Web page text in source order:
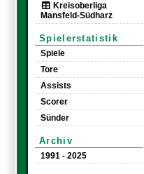
Kreisoberliga
Mansfeld-Südharz
Spielerstatistik
Spiele
Tore
Assists
Scorer
Sünder
Archiv
1991 - 2025